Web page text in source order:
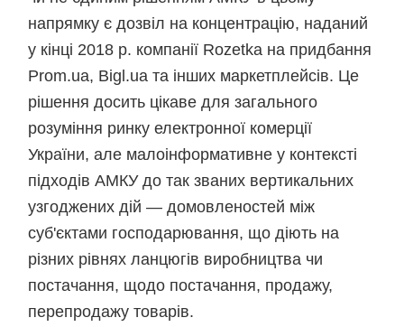
напрямку є дозвіл на концентрацію, наданий
у кінці 2018 р. компанії Rozetka на придбання
Prom.ua, Bigl.ua та інших маркетплейсів. Це
рішення досить цікаве для загального
розуміння ринку електронної комерції
України, але малоінформативне у контексті
підходів АМКУ до так званих вертикальних
узгоджених дій — домовленостей між
суб'єктами господарювання, що діють на
різних рівнях ланцюгів виробництва чи
постачання, щодо постачання, продажу,
перепродажу товарів.